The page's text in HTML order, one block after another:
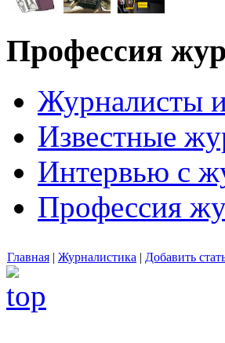
Профессия
Журналисты
Известные
Интервью с
Профессия
Главная | Журналистика | Добавить